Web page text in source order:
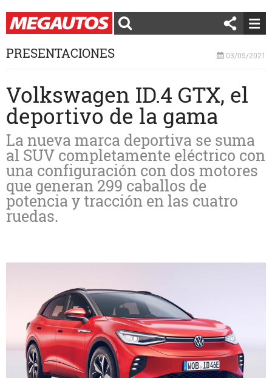
PRESENTACIONES 03/05/2021
Volkswagen ID.4 GTX, el
deportivo de la gama
La nueva marca deportiva se suma
al SUV completamente eléctrico con
una configuración con dos motores
que generan 299 caballos de
potencia y tracción en las cuatro
ruedas.